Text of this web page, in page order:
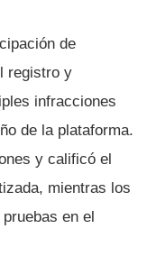
de
registro y
infracciones
de la plataforma.
y calificó el
mientras los
en el